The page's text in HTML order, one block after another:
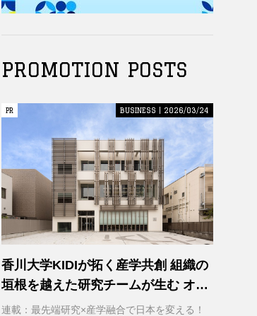
PROMOTION POSTS
PR
PR BUSINESS | 2026/03/24
香川大学KIDIが拓く産学共創 組織の
垣根を越えた研究チームが生む オー
プンイノベーション
連載：最先端研究×産学融合で日本を変える！